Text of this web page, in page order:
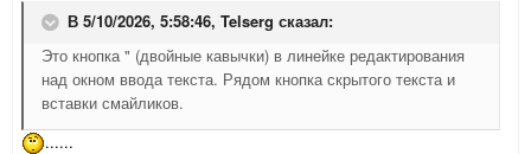
В 5/10/2026, 5:58:46, Telserg сказал:
Это кнопка " (двойные кавычки) в линейке редактирования
над окном ввода текста. Рядом кнопка скрытого текста и
вставки смайликов.
......